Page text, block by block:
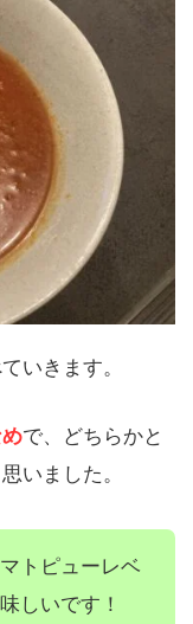
いきます。
で、どちらかと
いました。
トピューレベ
しいです！